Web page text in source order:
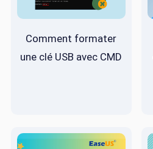
Comment formater
une clé USB avec CMD